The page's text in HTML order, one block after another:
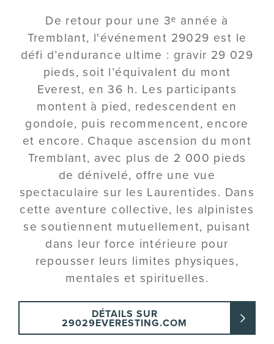
De retour pour une 3ᵉ année à
Tremblant, l'événement 29029 est le
défi d’endurance ultime : gravir 29 029
pieds, soit l’équivalent du mont
Everest, en 36 h. Les participants
montent à pied, redescendent en
gondole, puis recommencent, encore
et encore. Chaque ascension du mont
Tremblant, avec plus de 2 000 pieds
de dénivelé, offre une vue
spectaculaire sur les Laurentides. Dans
cette aventure collective, les alpinistes
se soutiennent mutuellement, puisant
dans leur force intérieure pour
repousser leurs limites physiques,
mentales et spirituelles.
DÉTAILS SUR
29029EVERESTING.COM